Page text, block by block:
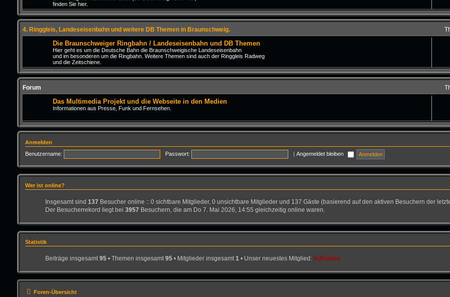
finden Sie hier.
4. Ringgleis, Landeseisenbahn und weitere DB Themen in Braunschweig.
Die Braunschweiger Ringbahn / Landeseisenbahn und DB Themen
Hier geht es um die Deutsche Bahn die Braunschweigische Landeseisenbahn
und im besonderen um die Ringbahn. Weitere Themen sind auch der Ringgleis Radweg
und die Zeitschiene.
Forum
Das Multimedia Projekt und die Webseite in den Medien
Informationen aus Presse, Funk und Fernsehen.
Anmelden
Benutzername:
Passwort: | Angemeldet bleiben
Wer ist online?
Insgesamt sind 137 Besucher online :: 0 sichtbare Mitglieder, 0 unsichtbare Mitglieder und 137 Gäste (basierend auf den aktiven Besuchern der
Der Besucherrekord liegt bei 3957 Besuchern, die am Do 7. Mai 2026, 14:55 gleichzeitig online waren.
Statistik
Beiträge insgesamt95• Themen insgesamt95• Mitglieder insgesamt1• Unser neuestes Mitglied: H.Krause
Foren-Übersicht